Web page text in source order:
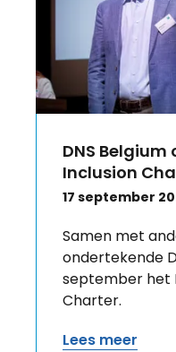
DNS
Inclusion
17 september
Samen met
ondertekende
september het
Charter.
Lees meer